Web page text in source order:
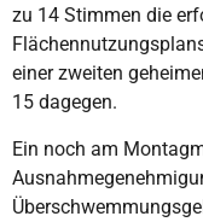
zu 14 Stimmen die
einer zweiten
15 dagegen.
Ein noch am